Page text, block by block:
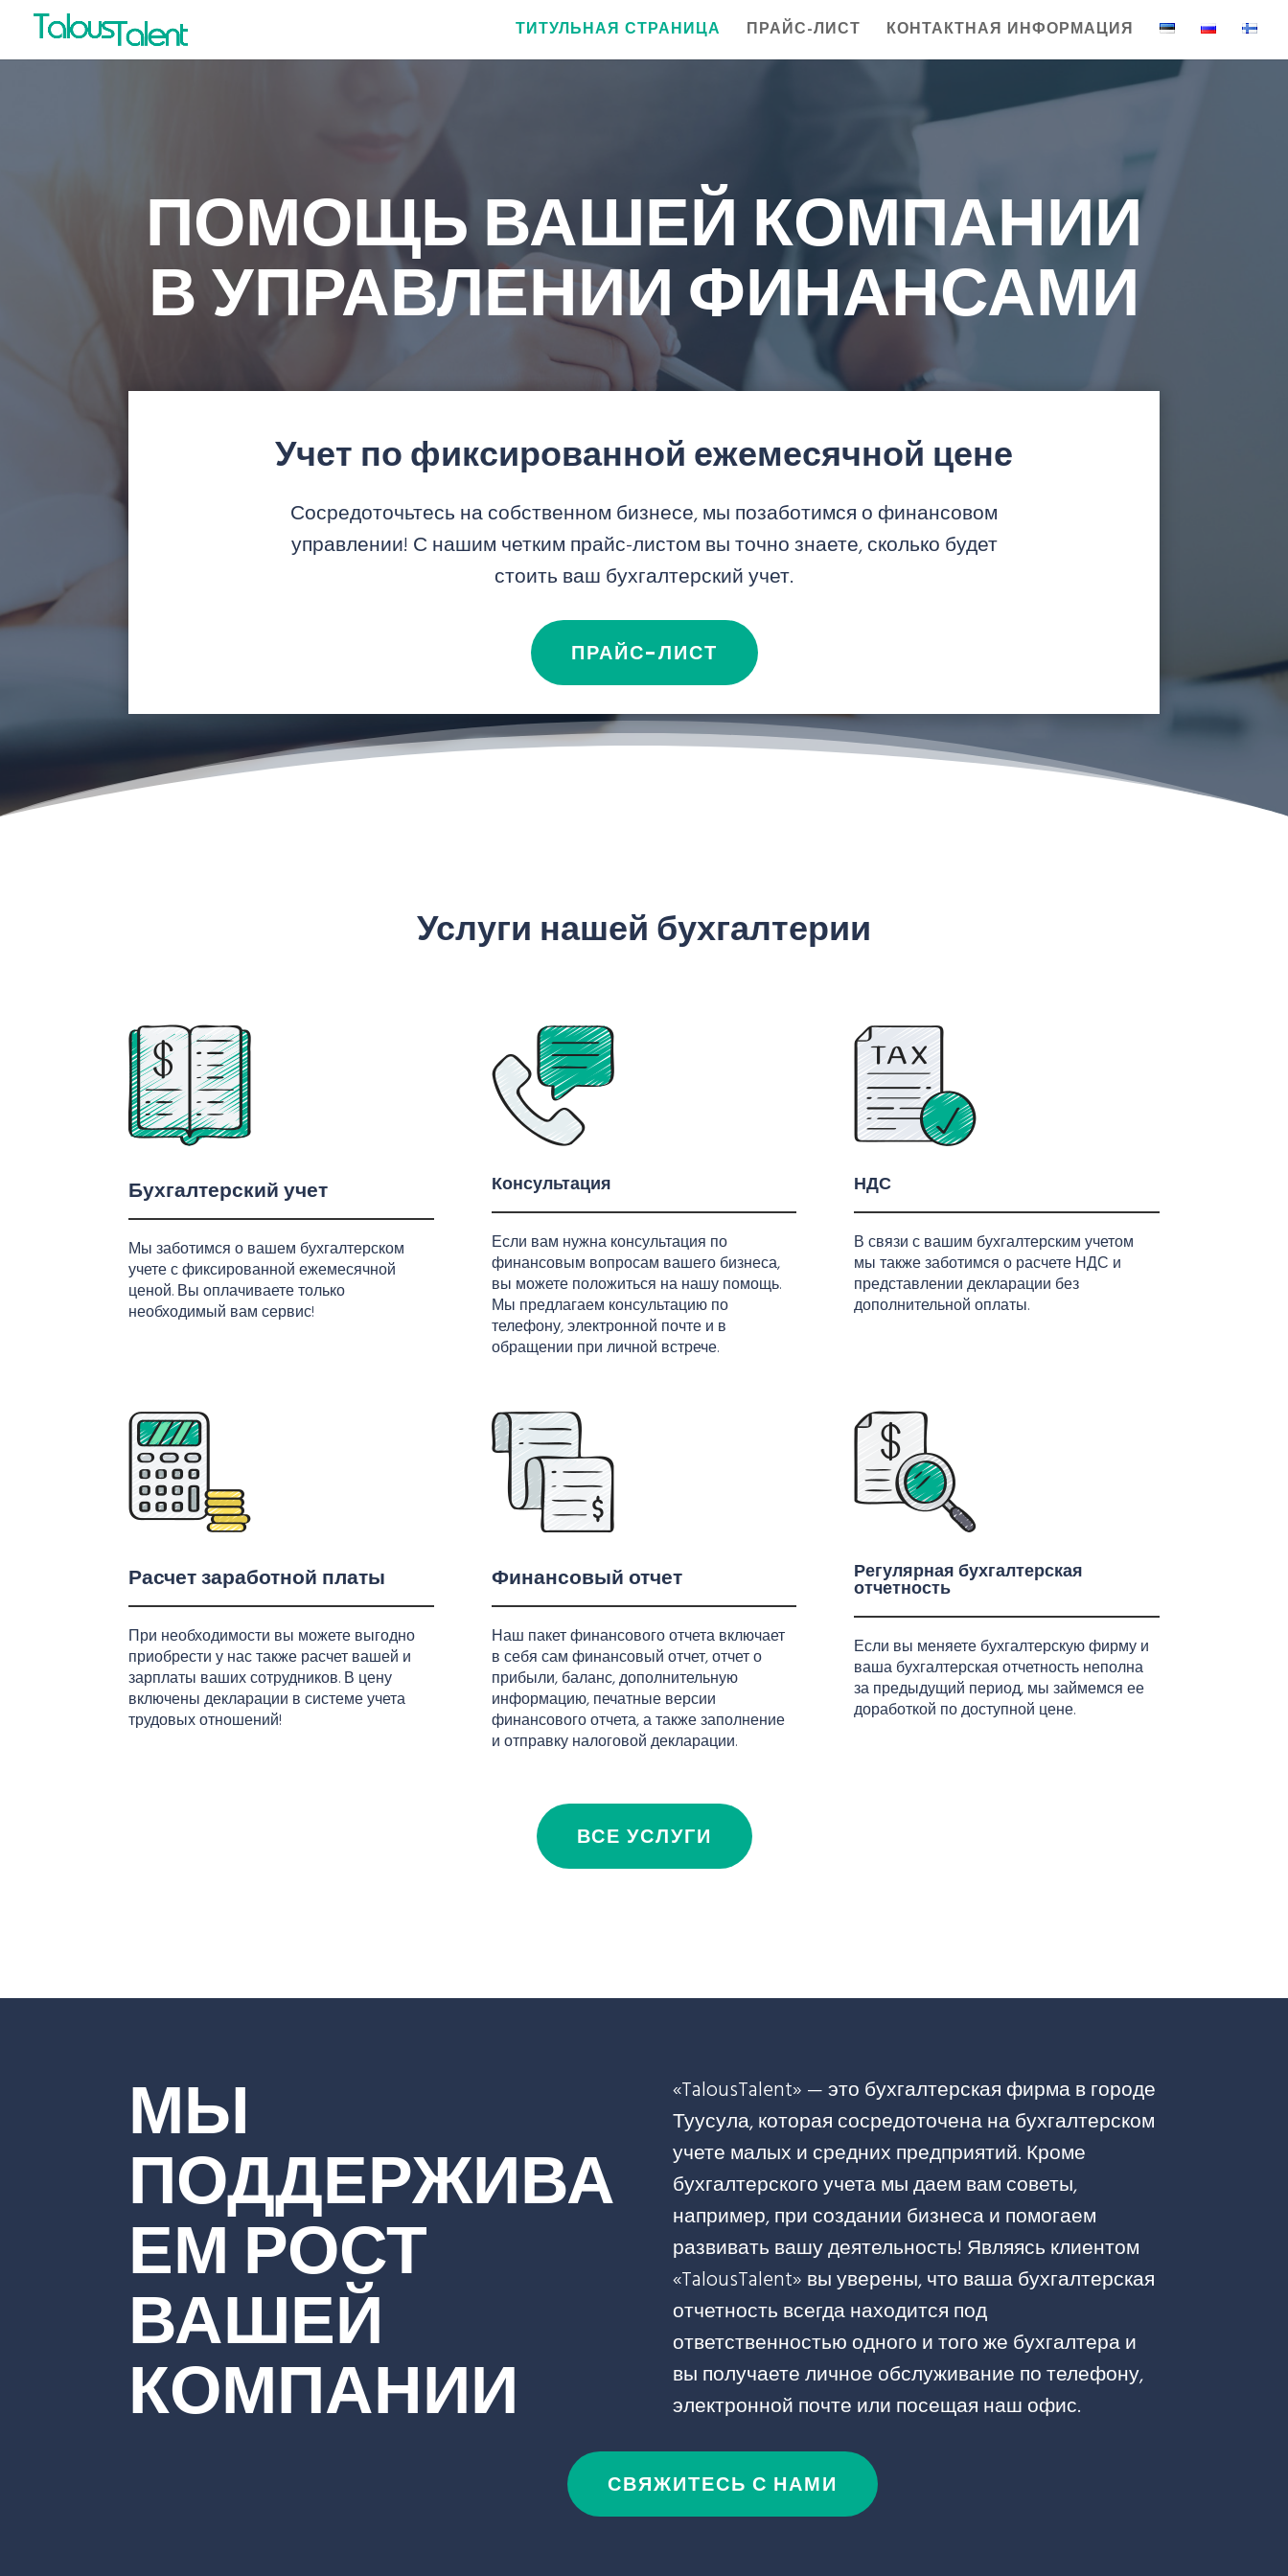
ТИТУЛЬНАЯ СТРАНИЦА ПРАЙС-ЛИСТ КОНТАКТНАЯ ИНФОРМАЦИЯ
ПОМОЩЬ ВАШЕЙ КОМПАНИИ
В УПРАВЛЕНИИ ФИНАНСАМИ
Учет по фиксированной ежемесячной цене
Сосредоточьтесь на собственном бизнесе, мы позаботимся о финансовом
управлении! С нашим четким прайс-листом вы точно знаете, сколько будет
стоить ваш бухгалтерский учет.
ПРАЙС-ЛИСТ
Услуги нашей бухгалтерии
Бухгалтерский учет
Мы заботимся о вашем бухгалтерском
учете с фиксированной ежемесячной
ценой. Вы оплачиваете только
необходимый вам сервис!
Консультация
Если вам нужна консультация по
финансовым вопросам вашего бизнеса,
вы можете положиться на нашу помощь.
Мы предлагаем консультацию по
телефону, электронной почте и в
обращении при личной встрече.
НДС
В связи с вашим бухгалтерским учетом
мы также заботимся о расчете НДС и
представлении декларации без
дополнительной оплаты.
Расчет заработной платы
При необходимости вы можете выгодно
приобрести у нас также расчет вашей и
зарплаты ваших сотрудников. В цену
включены декларации в системе учета
трудовых отношений!
Финансовый отчет
Наш пакет финансового отчета включает
в себя сам финансовый отчет, отчет о
прибыли, баланс, дополнительную
информацию, печатные версии
финансового отчета, а также заполнение
и отправку налоговой декларации.
Регулярная бухгалтерская
отчетность
Если вы меняете бухгалтерскую фирму и
ваша бухгалтерская отчетность неполна
за предыдущий период, мы займемся ее
доработкой по доступной цене.
ВСЕ УСЛУГИ
МЫ
ПОДДЕРЖИВА
ЕМ РОСТ
ВАШЕЙ
КОМПАНИИ
«TalousTalent» — это бухгалтерская фирма в городе
Туусула, которая сосредоточена на бухгалтерском
учете малых и средних предприятий. Кроме
бухгалтерского учета мы даем вам советы,
например, при создании бизнеса и помогаем
развивать вашу деятельность! Являясь клиентом
«TalousTalent» вы уверены, что ваша бухгалтерская
отчетность всегда находится под
ответственностью одного и того же бухгалтера и
вы получаете личное обслуживание по телефону,
электронной почте или посещая наш офис.
СВЯЖИТЕСЬ С НАМИ